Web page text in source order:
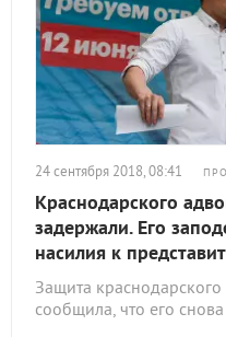
24 сентября 2018, 08:41
Краснодарского
задержали. Его
насилия к
Защита
сообщила, что его